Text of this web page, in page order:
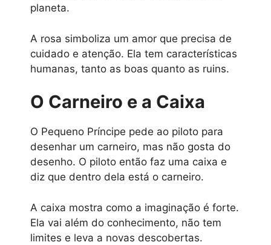
planeta.
A rosa simboliza um amor que precisa de
cuidado e atenção. Ela tem características
humanas, tanto as boas quanto as ruins.
O Carneiro e a Caixa
O Pequeno Príncipe pede ao piloto para
desenhar um carneiro, mas não gosta do
desenho. O piloto então faz uma caixa e
diz que dentro dela está o carneiro.
A caixa mostra como a imaginação é forte.
Ela vai além do conhecimento, não tem
limites e leva a novas descobertas.